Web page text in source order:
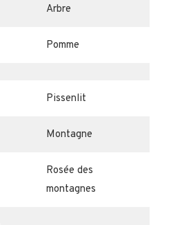
Arbre
Pomme
Pissenlit
Montagne
Rosée des
montagnes